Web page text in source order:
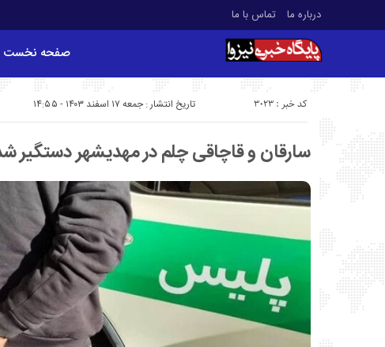
درباره ما تماس با ما
صفحه نخست
تاریخ انتشار : جمعه ۱۷ اسفند ۱۴۰۳ - ۱۴:۵۵ کد خبر : 3023
سارقان و قاچاقی چلم در مهدیشهر دستگیر